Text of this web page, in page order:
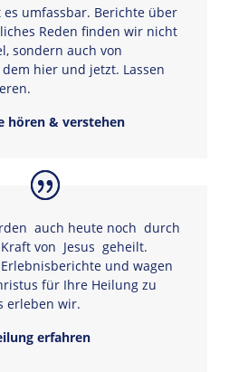
es umfassbar. Berichte über
Reden finden wir nicht
sondern auch von
hier und jetzt. Lassen
hören & verstehen
auch heute noch durch
von Jesus geheilt.
und wagen
für Ihre Heilung zu
erleben wir.
erfahren